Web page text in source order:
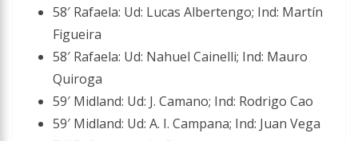
58′ Rafaela: Ud: Lucas Albertengo; Ind: Martín
Figueira
58′ Rafaela: Ud: Nahuel Cainelli; Ind: Mauro
Quiroga
59′ Midland: Ud: J. Camano; Ind: Rodrigo Cao
59′ Midland: Ud: A. I. Campana; Ind: Juan Vega